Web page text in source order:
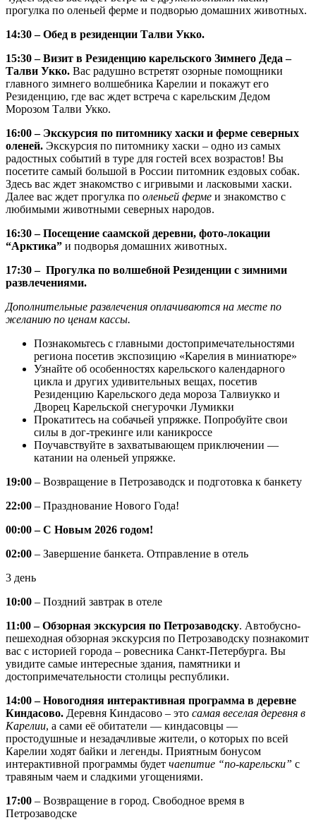
прогулка по оленьей ферме и подворью домашних животных.
14:30 – Обед в резиденции Талви Укко.
15:30 – Визит в Резиденцию карельского Зимнего Деда –
Талви Укко. Вас радушно встретят озорные помощники
главного зимнего волшебника Карелии и покажут его
Резиденцию, где вас ждет встреча с карельским Дедом
Морозом Талви Укко.
16:00 – Экскурсия по питомнику хаски и ферме северных
оленей. Экскурсия по питомнику хаски – одно из самых
радостных событий в туре для гостей всех возрастов! Вы
посетите самый большой в России питомник ездовых собак.
Здесь вас ждет знакомство с игривыми и ласковыми хаски.
Далее вас ждет прогулка по оленьей ферме и знакомство с
любимыми животными северных народов.
16:30 – Посещение саамской деревни, фото-локации
“Арктика” и подворья домашних животных.
17:30 – Прогулка по волшебной Резиденции с зимними
развлечениями.
Дополнительные развлечения оплачиваются на месте по
желанию по ценам кассы.
Познакомьтесь с главными достопримечательностями
региона посетив экспозицию «Карелия в миниатюре»
Узнайте об особенностях карельского календарного
цикла и других удивительных вещах, посетив
Резиденцию Карельского деда мороза Талвиукко и
Дворец Карельской снегурочки Лумикки
Прокатитесь на собачьей упряжке. Попробуйте свои
силы в дог-трекинге или каникроссе
Поучавствуйте в захватывающем приключении —
катании на оленьей упряжке.
19:00 – Возвращение в Петрозаводск и подготовка к банкету
22:00 – Празднование Нового Года!
00:00 – С Новым 2026 годом!
02:00 – Завершение банкета. Отправление в отель
3 день
10:00 – Поздний завтрак в отеле
11:00 – Обзорная экскурсия по Петрозаводску. Автобусно-
пешеходная обзорная экскурсия по Петрозаводску познакомит
вас с историей города – ровесника Санкт-Петербурга. Вы
увидите самые интересные здания, памятники и
достопримечательности столицы республики.
14:00 – Новогодняя интерактивная программа в деревне
Киндасово. Деревня Киндасово – это самая веселая деревня в
Карелии, а сами её обитатели — киндасовцы —
простодушные и незадачливые жители, о которых по всей
Карелии ходят байки и легенды. Приятным бонусом
интерактивной программы будет чаепитие “по-карельски” с
травяным чаем и сладкими угощениями.
17:00 – Возвращение в город. Свободное время в
Петрозаводске